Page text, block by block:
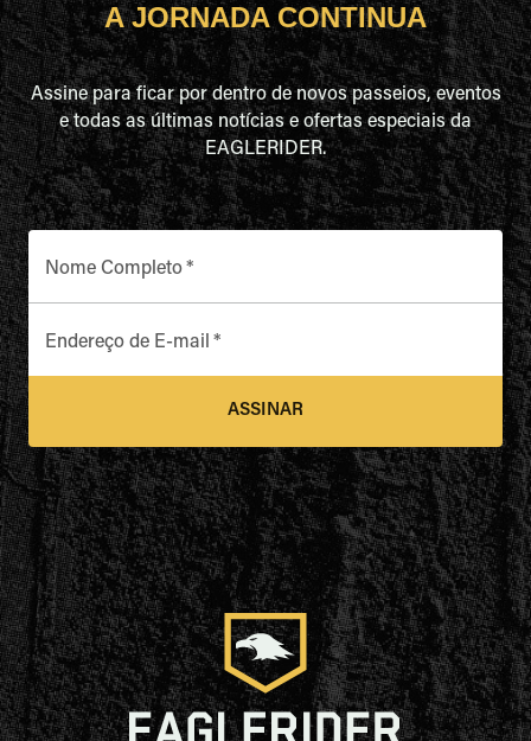
A JORNADA CONTINUA
Assine para ficar por dentro de novos passeios, eventos
e todas as últimas notícias e ofertas especiais da
EAGLERIDER.
Nome Completo*
Endereço de E-mail *
ASSINAR